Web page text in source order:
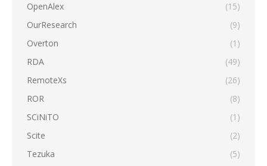
OpenAlex
(15)
OurResearch
(9)
Overton
(1)
RDA
(49)
RemoteXs
(26)
ROR
(8)
SCiNiTO
(1)
Scite
(2)
Tezuka
(5)